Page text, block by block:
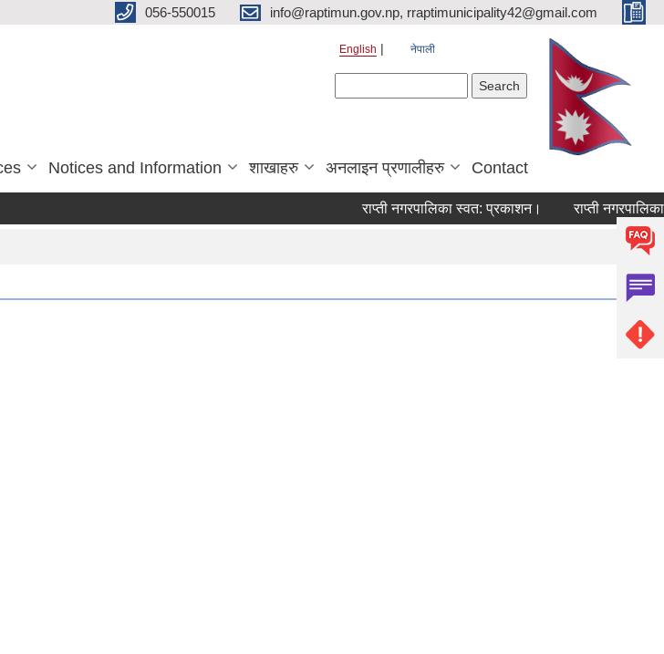
056-550015 info@raptimun.gov.np, rraptimunicipality42@gmail.com
English नेपाली
Notices and Information शाखाहरु अनलाइन प्रणालीहरु Contact
राप्ती नगरपालिका स्वत: प्रकाशन। राप्ती नगरपालिका